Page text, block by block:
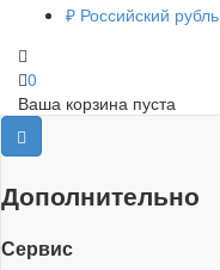
₽ Российский рубль
0
Ваша корзина пуста
Дополнительно
Сервис